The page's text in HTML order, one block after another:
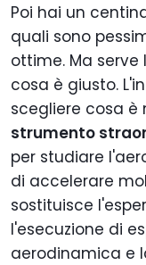
Poi hai un
quali sono
ottime. Ma
cosa è giusto.
scegliere cosa è
strumento
per studiare
di accelerare
sostituisce
l'esecuzione di
aerodinamica e